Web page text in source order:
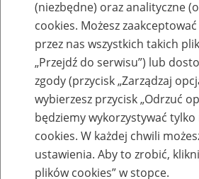
Komunikaty
(niezbędne) oraz analityczne
cookies. Możesz
przez nas wszystkich takich
„Przejdź do serwisu”) lub
zgody (przycisk „Zarządzaj
wybierzesz przycisk „Odrzuć
będziemy wykorzystywać
cookies. W każdej chwili
ustawienia. Aby to zrobić,
plików cookies” w stopce.